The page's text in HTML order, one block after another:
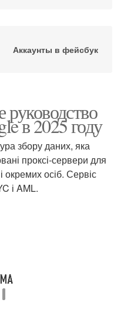
Аккаунты в фейсбук
в 2025 году
збору даних, яка
проксі-сервери для
окремих осіб. Сервіс
і AML.